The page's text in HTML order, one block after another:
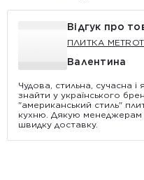
Відгук про
ПЛИТКА
Валентина
Чудова, стильна, сучасна і
знайти у українського
"американський стиль"
кухню. Дякую менеджерам
швидку доставку.